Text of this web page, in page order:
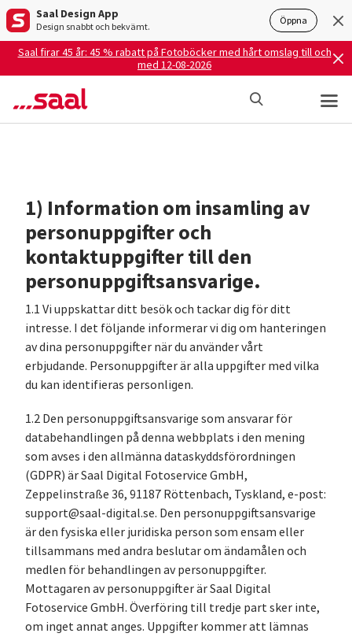
Saal Design App
Design snabbt och bekvämt. Öppna
Saal firar 45 år: 45 % rabatt på Fotoböcker med hårt omslag till och
med 12-08-2026
1) Information om insamling av
personuppgifter och
kontaktuppgifter till den
personuppgiftsansvarige.
1.1 Vi uppskattar ditt besök och tackar dig för ditt
intresse. I det följande informerar vi dig om hanteringen
av dina personuppgifter när du använder vårt
erbjudande. Personuppgifter är alla uppgifter med vilka
du kan identifieras personligen.
1.2 Den personuppgiftsansvarige som ansvarar för
databehandlingen på denna webbplats i den mening
som avses i den allmänna dataskyddsförordningen
(GDPR) är Saal Digital Fotoservice GmbH,
Zeppelinstraße 36, 91187 Röttenbach, Tyskland, e-post:
support@saal-digital.se. Den personuppgiftsansvarige
är den fysiska eller juridiska person som ensam eller
tillsammans med andra beslutar om ändamålen och
medlen för behandlingen av personuppgifter.
Mottagaren av personuppgifter är Saal Digital
Fotoservice GmbH. Överföring till tredje part sker inte,
om inget annat anges. Uppgifter kommer att lämnas